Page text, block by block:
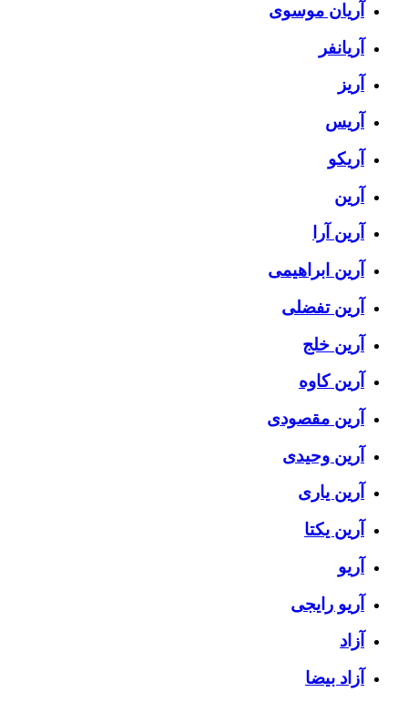
آریان موسوی
آریانفر
آریز
آریس
آریکو
آرین
آرین آرا
آرین ابراهیمی
آرین تفضلی
آرین خلج
آرین کاوه
آرین مقصودی
آرین وحیدی
آرین یاری
آرین یکتا
آریو
آریو رایجی
آزاد
آزاد بیضا